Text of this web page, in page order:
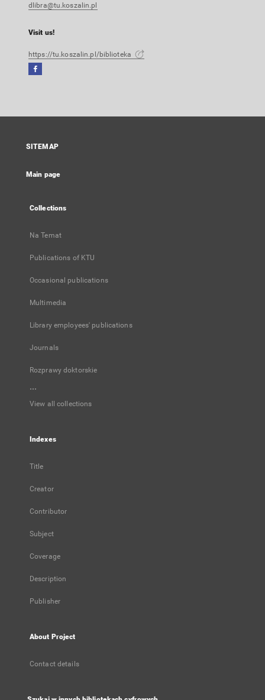
dlibra@tu.koszalin.pl
Visit us!
https://tu.koszalin.pl/biblioteka
Facebook
open
new
SITEMAP
Main page
Collections
Na Temat
Publications of KTU
Occasional publications
Multimedia
Library employees' publications
Journals
Rozprawy doktorskie
...
View all collections
Indexes
Title
Creator
Contributor
Subject
Coverage
Description
Publisher
About Project
Contact details